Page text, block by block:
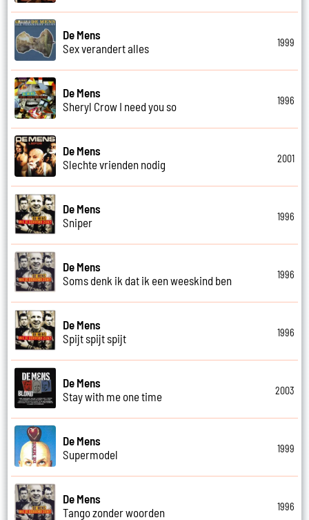
De Mens
Sex verandert alles
1999
De Mens
Sheryl Crow I need you so
1996
De Mens
Slechte vrienden nodig
2001
De Mens
Sniper
1996
De Mens
Soms denk ik dat ik een weeskind ben
1996
De Mens
Spijt spijt spijt
1996
De Mens
Stay with me one time
2003
De Mens
Supermodel
1999
De Mens
Tango zonder woorden
1996